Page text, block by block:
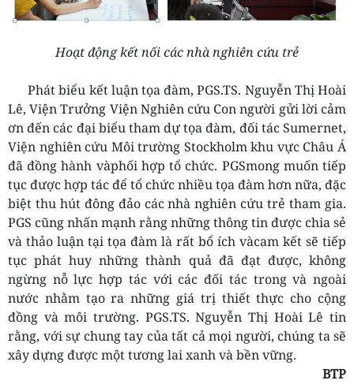
Hoạt động kết nối các nhà nghiên cứu trẻ
Phát biểu kết luận tọa đàm, PGS.TS. Nguyễn Thị Hoài
Lê, Viện Trưởng Viện Nghiên cứu Con người gửi lời cảm
ơn đến các đại biểu tham dự tọa đàm, đối tác Sumernet,
Viện nghiên cứu Môi trường Stockholm khu vực Châu Á
đã đồng hành vàphối hợp tổ chức. PGSmong muốn tiếp
tục được hợp tác để tổ chức nhiều tọa đàm hơn nữa, đặc
biệt thu hút đông đảo các nhà nghiên cứu trẻ tham gia.
PGS cũng nhấn mạnh rằng những thông tin được chia sẻ
và thảo luận tại tọa đàm là rất bổ ích vàcam kết sẽ tiếp
tục phát huy những thành quả đã đạt được, không
ngừng nỗ lực hợp tác với các đối tác trong và ngoài
nước nhằm tạo ra những giá trị thiết thực cho cộng
đồng và môi trường. PGS.TS. Nguyễn Thị Hoài Lê tin
rằng, với sự chung tay của tất cả mọi người, chúng ta sẽ
xây dựng được một tương lai xanh và bền vững.
BTP